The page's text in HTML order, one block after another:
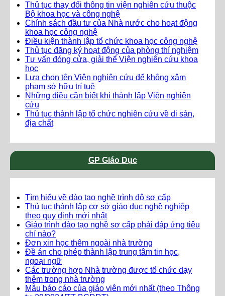
Thủ tục thay đổi thông tin viện nghiên cứu thuộc
Bộ khoa học và công nghệ
Chính sách đầu tư của Nhà nước cho hoạt động
khoa học công nghệ
Điều kiện thành lập tổ chức khoa học công nghệ
Thủ tục đăng ký hoạt động của phòng thí nghiệm
Tư vấn đóng cửa, giải thể Viện nghiên cứu khoa
học
Lựa chọn tên Viện nghiên cứu để không xâm
phạm sở hữu trí tuệ
Những điều cần biết khi thành lập Viện nghiên
cứu
Thủ tục thành lập tổ chức nghiên cứu về di sản,
địa chất
GP Giáo Dục
Tìm hiểu về đào tạo nghề trình độ sơ cấp
Thủ tục thành lập cơ sở giáo dục nghề nghiệp
theo quy định mới nhất
Giáo trình đào tạo nghề sơ cấp phải đáp ứng tiêu
chí nào?
Đơn xin học thêm ngoài nhà trường
Đề án cho phép thành lập trung tâm tin học,
ngoại ngữ
Các trường hợp Nhà trường được tổ chức dạy
thêm trong nhà trường
Mẫu báo cáo của giáo viên mới nhất (theo Thông